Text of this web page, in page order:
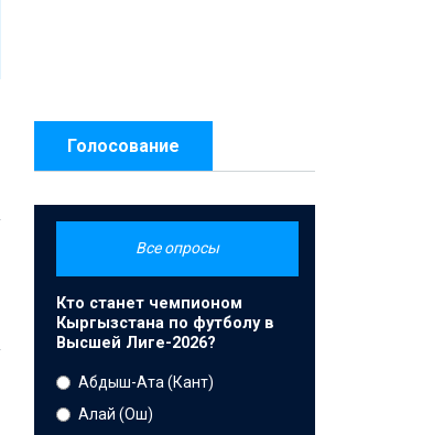
Голосование
Все опросы
Кто станет чемпионом
Кыргызстана по футболу в
Высшей Лиге-2026?
Абдыш-Ата (Кант)
Алай (Ош)